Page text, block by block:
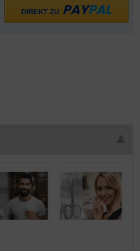
DIREKT ZU PAYPAL